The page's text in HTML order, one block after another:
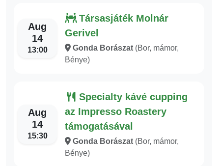
Aug
14
13:00
Társasjáték Molnár
Gerivel
Gonda Borászat (Bor, mámor,
Bénye)
Aug
14
15:30
Specialty kávé cupping
az Impresso Roastery
támogatásával
Gonda Borászat (Bor, mámor,
Bénye)